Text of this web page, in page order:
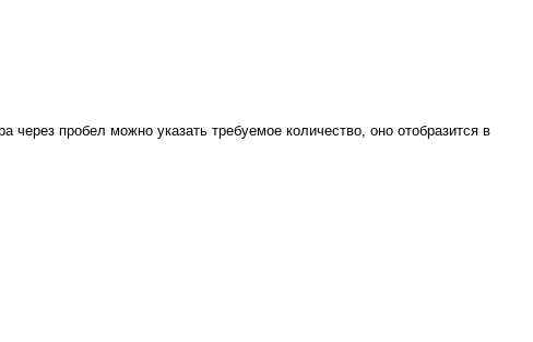
через пробел можно указать требуемое количество, оно отобразится в